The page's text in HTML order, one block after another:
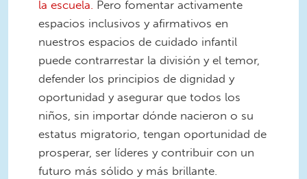
la escuela. Pero fomentar activamente
espacios inclusivos y afirmativos en
nuestros espacios de cuidado infantil
puede contrarrestar la división y el temor,
defender los principios de dignidad y
oportunidad y asegurar que todos los
niños, sin importar dónde nacieron o su
estatus migratorio, tengan oportunidad de
prosperar, ser líderes y contribuir con un
futuro más sólido y más brillante.